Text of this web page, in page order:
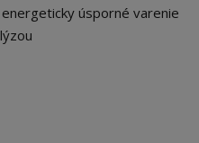
úsporné varenie